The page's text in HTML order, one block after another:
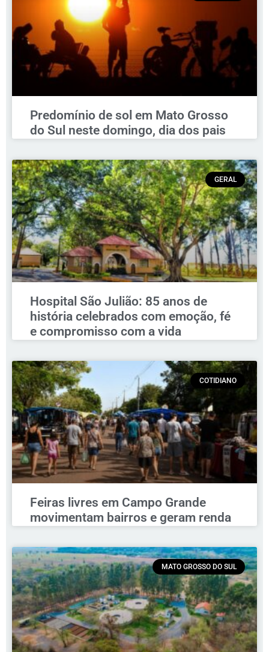
Predomínio de sol em Mato Grosso
do Sul neste domingo, dia dos pais
GERAL
Hospital São Julião: 85 anos de
história celebrados com emoção, fé
e compromisso com a vida
COTIDIANO
Feiras livres em Campo Grande
movimentam bairros e geram renda
MATO GROSSO DO SUL